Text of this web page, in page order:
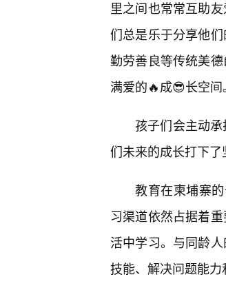
里之间也常常互助
们总是乐于分享他
勤劳善良等传统美
满爱的🔥成😎长空间
孩子们会主动
们未来的成长打下了
教育在柬埔寨
习渠道依然占据着
活中学习。与同龄
技能、解决问题能力